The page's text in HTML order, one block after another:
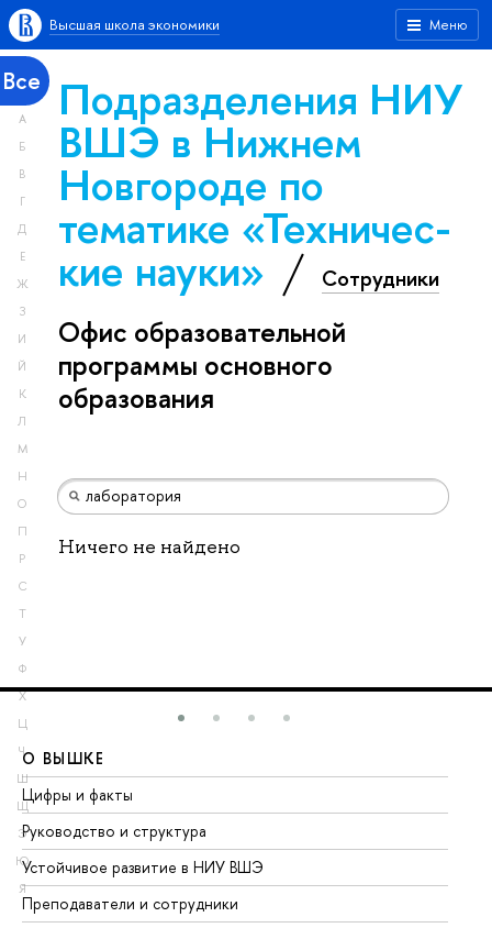
Меню
Высшая школа экономики
Все
А
Б
В
Г
Д
Е
Ж
З
И
Й
К
Л
М
Н
О
П
Р
С
Т
У
Ф
Х
Ц
Ч
Ш
Щ
Э
Ю
Я
Подразделения НИУ
ВШЭ в Нижнем
Новгороде по
тематике «Тех­ничес­
кие науки» Сотрудники
Офис образовательной
программы основного
образования
Ничего не найдено
О ВЫШКЕ
Цифры и факты
Руководство и структура
Устойчивое развитие в НИУ ВШЭ
Преподаватели и сотрудники